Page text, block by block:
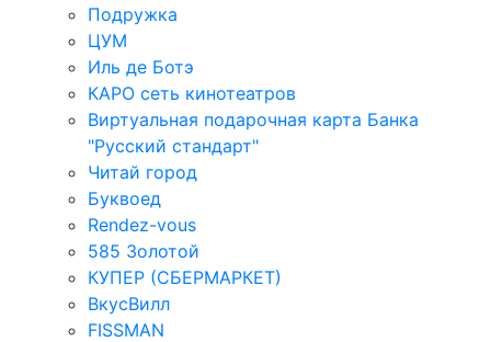
Подружка
ЦУМ
Иль де Ботэ
КАРО сеть кинотеатров
Виртуальная подарочная карта Банка
"Русский стандарт"
Читай город
Буквоед
Rendez-vous
585 Золотой
КУПЕР (СБЕРМАРКЕТ)
ВкусВилл
FISSMAN